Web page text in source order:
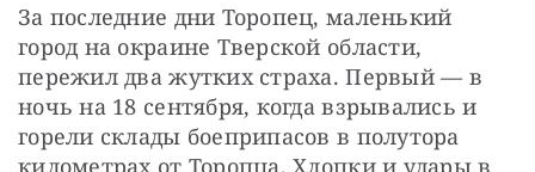
За последние дни Торопец, маленький
город на окраине Тверской области,
пережил два жутких страха. Первый — в
ночь на 18 сентября, когда взрывались и
горели склады боеприпасов в полутора
километрах от Торопца. Хлопки и удары в